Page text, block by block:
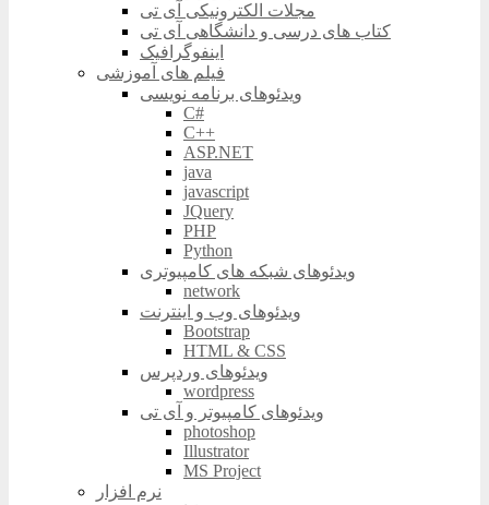
مجلات الکترونیکی آی تی
کتاب های درسی و دانشگاهی آی تی
اینفوگرافیک
فیلم های آموزشی
ویدئوهای برنامه نویسی
C#
C++
ASP.NET
java
javascript
JQuery
PHP
Python
ویدئوهای شبکه های کامپیوتری
network
ویدئوهای وب و اینترنت
Bootstrap
HTML & CSS
ویدئوهای وردپرس
wordpress
ویدئوهای کامپیوتر و آی تی
photoshop
Illustrator
MS Project
نرم افزار